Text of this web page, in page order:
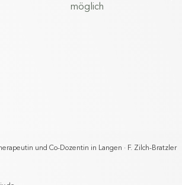
möglich
und Co-Dozentin in Langen · F. Zilch-Bratzler